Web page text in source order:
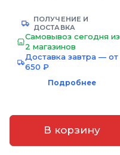
ПОЛУЧЕНИЕ И
ДОСТАВКА
Самовывоз сегодня из
2 магазинов
Доставка завтра — от
650 ₽
Подробнее
В корзину